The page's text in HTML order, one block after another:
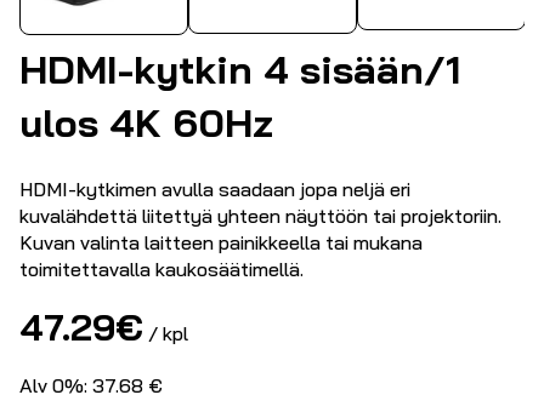
HDMI-kytkin 4 sisään/1
ulos 4K 60Hz
HDMI-kytkimen avulla saadaan jopa neljä eri
kuvalähdettä liitettyä yhteen näyttöön tai projektoriin.
Kuvan valinta laitteen painikkeella tai mukana
toimitettavalla kaukosäätimellä.
47.29€ / kpl
Alv 0%: 37.68 €